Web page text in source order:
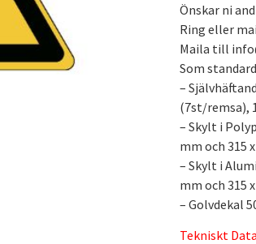
Önskar ni
Ring eller
Maila till
Som
–
(7st/remsa),
– Skylt i
mm och 315
– Skylt i
mm och 315
– Golvdekal
Tekniskt